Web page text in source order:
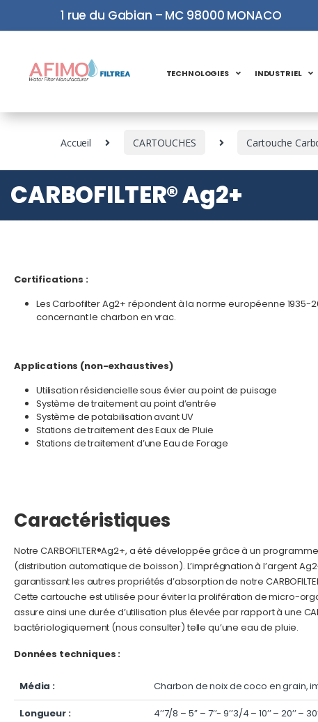
1 rue du Gabian – MC 98000 MONACO
TECHNOLOGIES INDUSTRIEL
Accueil CARTOUCHES Cartouche
CARBOFILTER® Ag2+
Certifications :
Les Carbofilter Ag2+ répondent à la norme européenne 1935-
concernant le charbon en vrac.
Applications (non-exhaustives)
Utilisation résidencielle sous évier au point de puisage
Système de traitement au point d’entrée
Système de potabilisation avant UV
Stations de traitement des Eaux de Pluie
Stations de traitement d’une Eau de Forage
Caractéristiques
Notre CARBOFILTER®Ag2+, a été développée grâce à un
(distribution automatique de boisson). L’imprégnation à l’argent
garantissant les autres propriétés d’absorption de notre
Cette cartouche est utilisée pour éviter la prolifération de micro-
assure ainsi une durée d’utilisation plus élevée par rapport à une
bactériologiquement (nous consulter) telle qu’une eau de pluie.
Données techniques :
Média : Charbon de noix de coco en grain,
Longueur : 4’’7/8 – 5’’ – 7’’- 9’’3/4 – 10’’ – 20’’ –